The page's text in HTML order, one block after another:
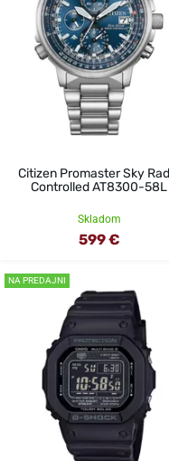
Citizen Promaster Sky
Controlled AT8300-58L
Skladom
599 €
NA PREDAJNI